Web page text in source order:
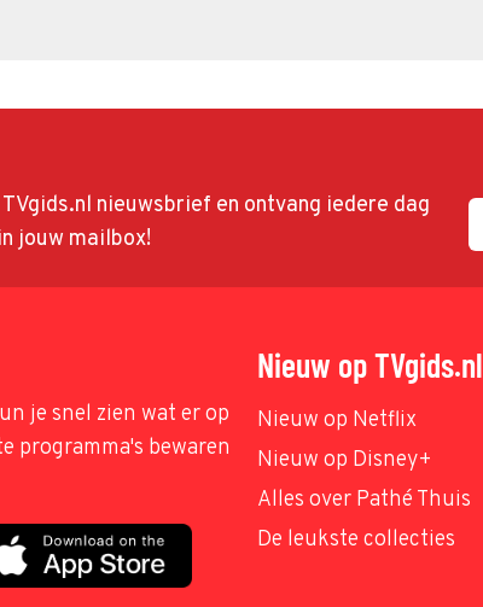
nieuwsbrief en ontvang iedere dag
jouw mailbox!
je snel zien wat er op
programma's bewaren
Nieuw op TVgids.nl
Nieuw op Netflix
Nieuw op Disney+
Alles over Pathé Thuis
De leukste collecties